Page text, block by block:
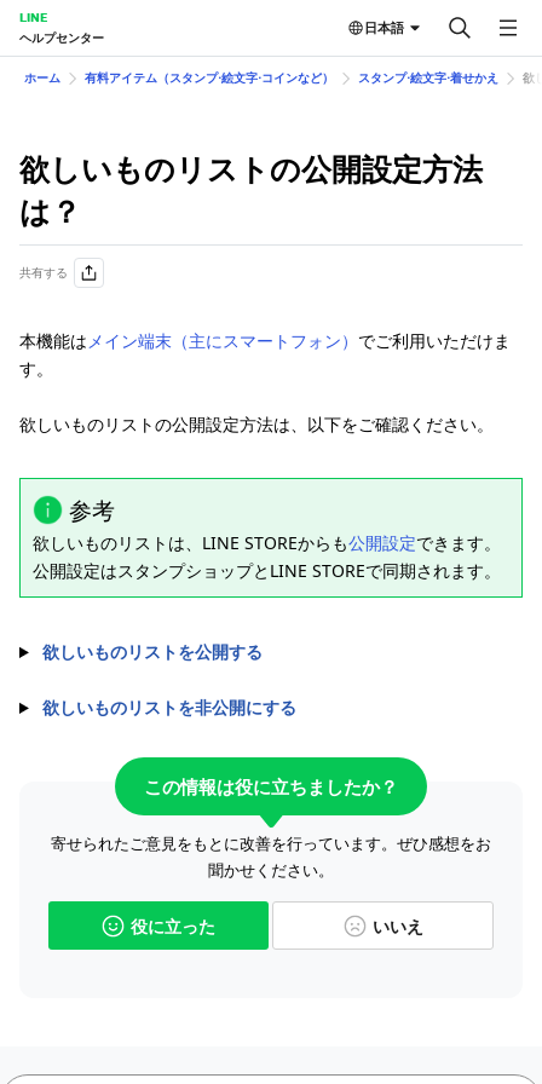
LINE
ヘルプセンター
日本語
ホーム 有料アイテム（スタンプ⋅絵文字⋅コインなど） スタンプ⋅絵文字⋅着せかえ 欲
欲しいものリストの公開設定方法
は？
共有する
本機能はメイン端末（主にスマートフォン） でご利用いただけま
す。
欲しいものリストの公開設定方法は、以下をご確認ください。
参考
欲しいものリストは、LINE STOREからも公開設定できます。
公開設定はスタンプショップとLINE STOREで同期されます。
欲しいものリストを公開する
欲しいものリストを非公開にする
この情報は役に立ちましたか？
寄せられたご意見をもとに改善を行っています。ぜひ感想をお
聞かせください。
役に立った いいえ